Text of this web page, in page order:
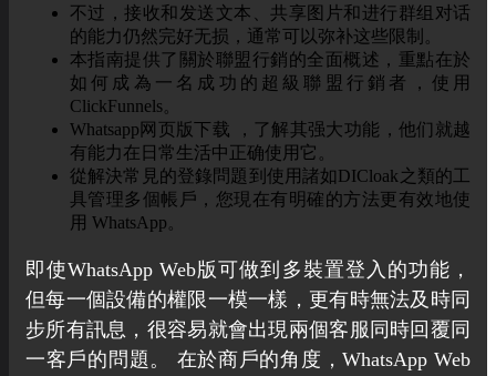
不过，接收和发送文本、共享图片和进行群组对话
的能力仍然完好无损，通常可以弥补这些限制。
本指南提供了關於聯盟行銷的全面概述，重點在於
如何成為一名成功的超級聯盟行銷者，使用
ClickFunnels。
Whatsapp网页版下载 ，了解其强大功能，他们就越
有能力在日常生活中正确使用它。
從解決常見的登錄問題到使用諸如DICloak之類的工
具管理多個帳戶，您現在有明確的方法更有效地使
用 WhatsApp。
即使WhatsApp Web版可做到多裝置登入的功能，
但每一個設備的權限一模一樣，更有時無法及時同
步所有訊息，很容易就會出現兩個客服同時回覆同
一客戶的問題。 在於商戶的角度，WhatsApp Web